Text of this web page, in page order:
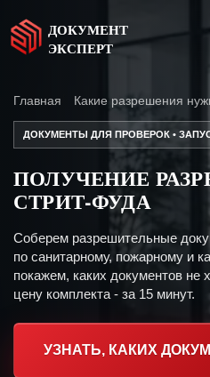
ДОКУМЕНТ
ЭКСПЕРТ
Главная Какие разрешения
ДОКУМЕНТЫ ДЛЯ ПРОВЕРОК •
ПОЛУЧЕНИЕ
СТРИТ-ФУДА
Соберем разрешительные
по санитарному, пожарному и
покажем, каких документов не
цену комплекта - за 15 минут.
УЗНАТЬ, КАКИХ